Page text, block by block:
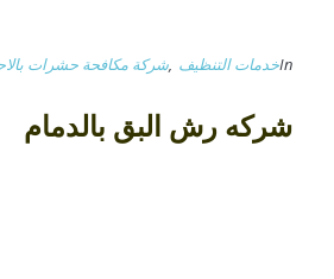
Inخدمات التنظيف ,شركة مكافحة حشرات
شركه رش البق بالدمام